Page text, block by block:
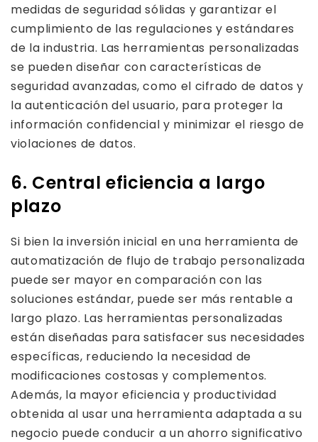
medidas de seguridad sólidas y garantizar el
cumplimiento de las regulaciones y estándares
de la industria. Las herramientas personalizadas
se pueden diseñar con características de
seguridad avanzadas, como el cifrado de datos y
la autenticación del usuario, para proteger la
información confidencial y minimizar el riesgo de
violaciones de datos.
6. Central eficiencia a largo
plazo
Si bien la inversión inicial en una herramienta de
automatización de flujo de trabajo personalizada
puede ser mayor en comparación con las
soluciones estándar, puede ser más rentable a
largo plazo. Las herramientas personalizadas
están diseñadas para satisfacer sus necesidades
específicas, reduciendo la necesidad de
modificaciones costosas y complementos.
Además, la mayor eficiencia y productividad
obtenida al usar una herramienta adaptada a su
negocio puede conducir a un ahorro significativo